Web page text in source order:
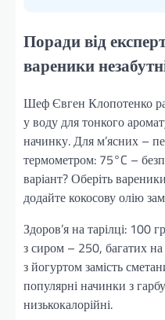
Поради від
вареники
Шеф Євген Клопотенко
у воду для тонкого
начинку. Для м’ясних –
термометром: 75°C –
варіант? Оберіть
додайте кокосову олію
Здоров’я на тарілці: 100
з сиром – 250, багатих на
з йогуртом замість
популярні начинки з
низькокалорійні.